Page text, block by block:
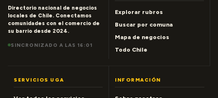
Directorio nacional de negocios
locales de Chile. Conectamos
comunidades con el comercio de
su barrio desde 2024.
SINCRONIZADO A LAS 16:01
Explorar rubros
Buscar por comuna
Mapa de negocios
Todo Chile
SERVICIOS UGA INFORMACIÓN